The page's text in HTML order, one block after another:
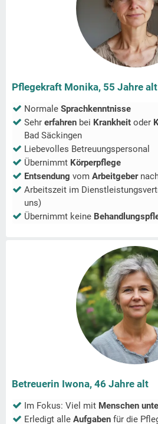
Pflegekraft Monika, 55 Jahre alt
Normale Sprachkenntnisse
Sehr erfahren bei Krankheit oder
Bad Säckingen
Liebevolles Betreuungspersonal
Übernimmt Körperpflege
Entsendung vom Arbeitgeber
Arbeitszeit im
uns)
Übernimmt keine
Betreuerin Iwona, 46 Jahre alt
Im Fokus: Viel mit Menschen
Erledigt alle Aufgaben für die